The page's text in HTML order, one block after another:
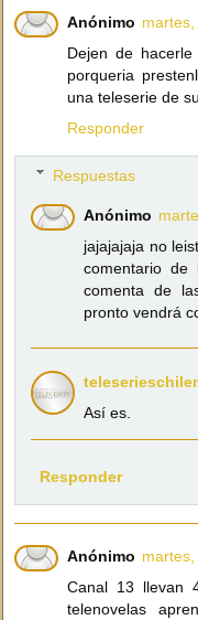
Anónimo
Dejen de
porqueria
una teleserie de
Responder
Respuestas
Anónimo
jajajajaja no
comentario
comenta de
pronto vendrá
Así es.
Responder
Anónimo
Canal 13 llevan
telenovelas